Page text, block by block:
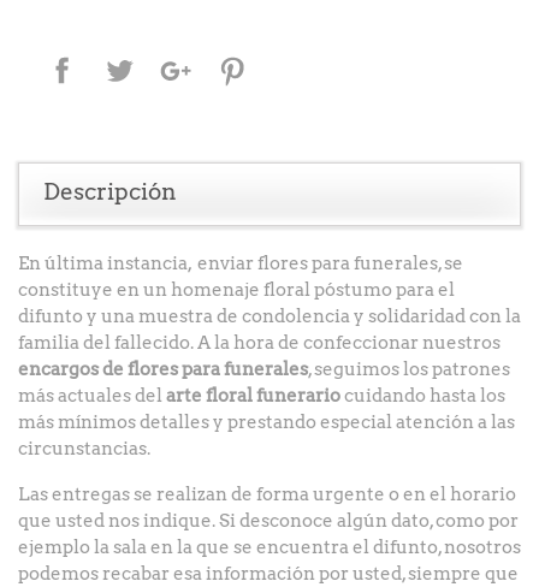
CompartirTuitear Google+
Descripción
En última instancia, enviar flores para funerales, se
constituye en un homenaje floral póstumo para el
difunto y una muestra de condolencia y solidaridad con la
familia del fallecido. A la hora de confeccionar nuestros
encargos de flores parafunerales, seguimos los patrones
más actuales delarte floral funerariocuidando hasta los
más mínimos detalles y prestando especial atención a las
circunstancias.
Las entregas se realizan de forma urgente o en el horario
que usted nos indique. Si desconoce algún dato, como por
ejemplo la sala en la que se encuentra el difunto, nosotros
podemos recabar esa información por usted, siempre que